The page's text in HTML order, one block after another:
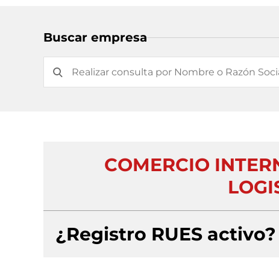
Buscar empresa
COMERCIO
¿Registro RUES activo?